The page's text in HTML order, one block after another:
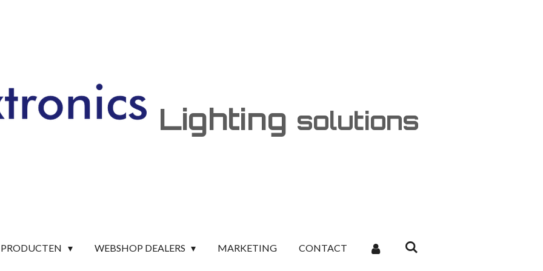
Lighting solutions
PRODUCTEN WEBSHOP DEALERS MARKETING CONTACT